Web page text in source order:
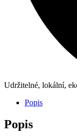
Udržitelné, lokální,
Popis
Popis